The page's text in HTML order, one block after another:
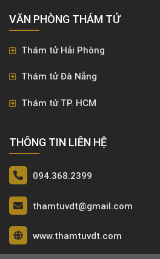
VĂN PHÒNG ​THÁM TỬ
Thám tử Hải Phòng
Thám tử Đà Nẵng
Thám tử TP. HCM
THÔNG TIN LIÊN HỆ
094.368.2399
thamtuvdt@gmail.com
www.thamtuvdt.com